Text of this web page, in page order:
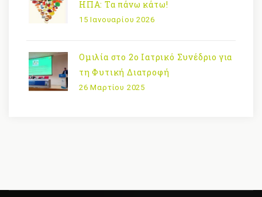
ΗΠΑ: Τα πάνω κάτω!
15 Ιανουαρίου 2026
Ομιλία στο 2ο Ιατρικό Συνέδριο για
τη Φυτική Διατροφή
26 Μαρτίου 2025